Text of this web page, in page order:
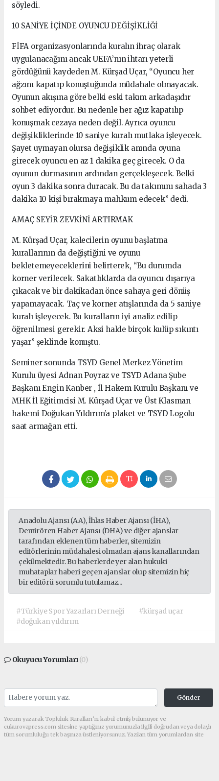
söyledi.
10 SANİYE İÇİNDE OYUNCU DEĞİŞİKLİĞİ
FİFA organizasyonlarında kuralın ihraç olarak
uygulanacağını ancak UEFA’nın ihtarı yeterli
gördüğünü kaydeden M. Kürşad Uçar, “Oyuncu her
ağzını kapatıp konuştuğunda müdahale olmayacak.
Oyunun akışına göre belki eski takım arkadaşıdır
sohbet ediyordur. Bu nedenle her ağız kapatılıp
konuşmak cezaya neden değil. Ayrıca oyuncu
değişikliklerinde 10 saniye kuralı mutlaka işleyecek.
Şayet uymayan olursa değişiklik anında oyuna
girecek oyuncu en az 1 dakika geç girecek. O da
oyunun durmasının ardından gerçekleşecek. Belki
oyun 3 dakika sonra duracak. Bu da takımını sahada 3
dakika 10 kişi bırakmaya mahkum edecek” dedi.
AMAÇ SEYİR ZEVKİNİ ARTIRMAK
M. Kürşad Uçar, kalecilerin oyunu başlatma
kurallarının da değiştiğini ve oyunu
bekletemeyeceklerini belirterek, “Bu durumda
korner verilecek. Sakatlıklarda da oyuncu dışarıya
çıkacak ve bir dakikadan önce sahaya geri dönüş
yapamayacak. Taç ve korner atışlarında da 5 saniye
kuralı işleyecek. Bu kuralların iyi analiz edilip
öğrenilmesi gerekir. Aksi halde birçok kulüp sıkıntı
yaşar” şeklinde konuştu.
Seminer sonunda TSYD Genel Merkez Yönetim
Kurulu üyesi Adnan Poyraz ve TSYD Adana Şube
Başkanı Engin Kanber , İl Hakem Kurulu Başkanı ve
MHK İl Eğitimcisi M. Kürşad Uçar ve Üst Klasman
hakemi Doğukan Yıldırım’a plaket ve TSYD Logolu
saat armağan etti.
Anadolu Ajansı (AA), İhlas Haber Ajansı (İHA),
Demirören Haber Ajansı (DHA) ve diğer ajanslar
tarafından eklenen tüm haberler, sitemizin
editörlerinin müdahalesi olmadan ajans kanallarından
çekilmektedir. Bu haberlerde yer alan hukuki
muhataplar haberi geçen ajanslar olup sitemizin hiç
bir editörü sorumlu tutulamaz...
#Türkiye Spor Yazarları Derneği
#kürşad uçar
#doğukan yıldırım
Okuyucu Yorumları(0)
Gönder
Yorum yazarak Topluluk Kuralları’nı kabul etmiş bulunuyor ve
cukurovapress.com sitesine yaptığınız yorumunuzla ilgili doğrudan veya dolaylı
tüm sorumluluğu tek başınıza üstleniyorsunuz. Yazılan tüm yorumlardan site